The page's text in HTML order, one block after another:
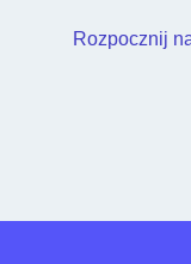
Rozpocznij